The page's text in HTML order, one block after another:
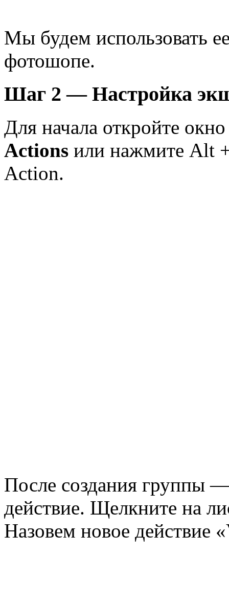
Мы будем использовать
фотошопе.
Шаг 2 — Настройка
Для начала откройте
Actions или нажмите Alt
Action.
После создания группы
действие. Щелкните на
Назовем новое действие